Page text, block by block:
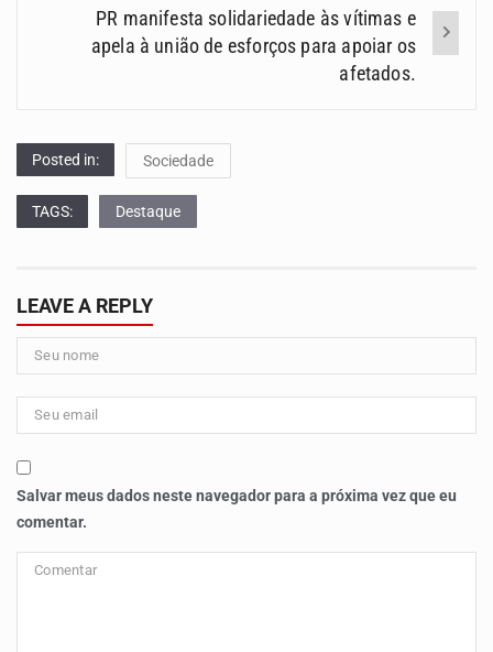
PR manifesta solidariedade às vítimas e
apela à união de esforços para apoiar os
afetados.
Posted in: Sociedade
TAGS: Destaque
LEAVE A REPLY
Salvar meus dados neste navegador para a próxima vez que eu
comentar.